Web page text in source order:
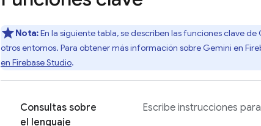
Nota:En la siguiente tabla, se describen las funciones clave
otros entornos. Para obtener más información sobre Gemini en
en Firebase Studio.
Consultas sobre
el lenguaje
Escribe instrucciones